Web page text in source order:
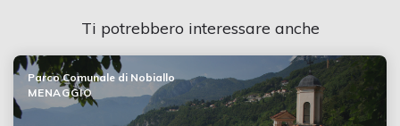
Ti potrebbero interessare anche
Parco Comunale di Nobiallo
MENAGGIO